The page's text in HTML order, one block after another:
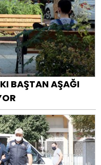
BAŞTAN AŞAĞI